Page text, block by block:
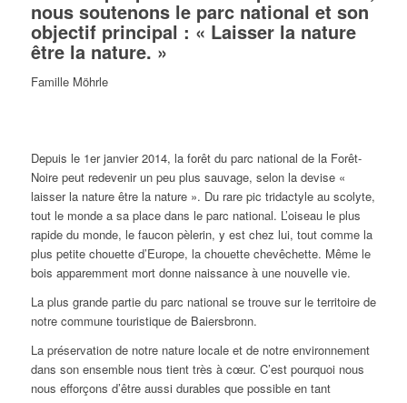
nous soutenons le parc national et son
objectif principal : « Laisser la nature
être la nature. »
Famille Möhrle
Depuis le 1er janvier 2014, la forêt du parc national de la Forêt-
Noire peut redevenir un peu plus sauvage, selon la devise «
laisser la nature être la nature ». Du rare pic tridactyle au scolyte,
tout le monde a sa place dans le parc national. L’oiseau le plus
rapide du monde, le faucon pèlerin, y est chez lui, tout comme la
plus petite chouette d’Europe, la chouette chevêchette. Même le
bois apparemment mort donne naissance à une nouvelle vie.
La plus grande partie du parc national se trouve sur le territoire de
notre commune touristique de Baiersbronn.
La préservation de notre nature locale et de notre environnement
dans son ensemble nous tient très à cœur. C’est pourquoi nous
nous efforçons d’être aussi durables que possible en tant